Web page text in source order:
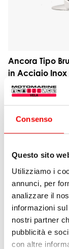
Consenso
Questo sito
Utilizziamo i
annunci, per
analizzare il
informazioni
nostri partner
pubblicità e
con altre
Ancora Tipo
in Acciaio Inox
da 824,50 €